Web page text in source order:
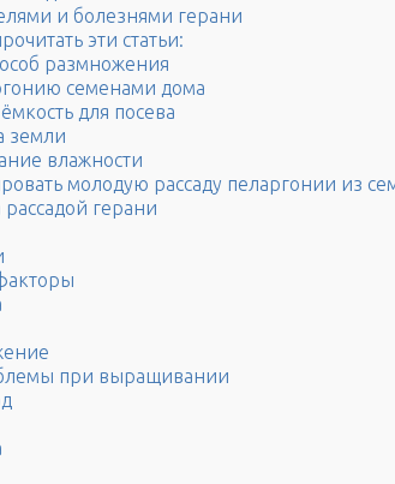
и болезнями герани
эти статьи:
размножения
семенами дома
для посева
земли
влажности
молодую рассаду пеларгонии из
рассадой герани
при выращивании